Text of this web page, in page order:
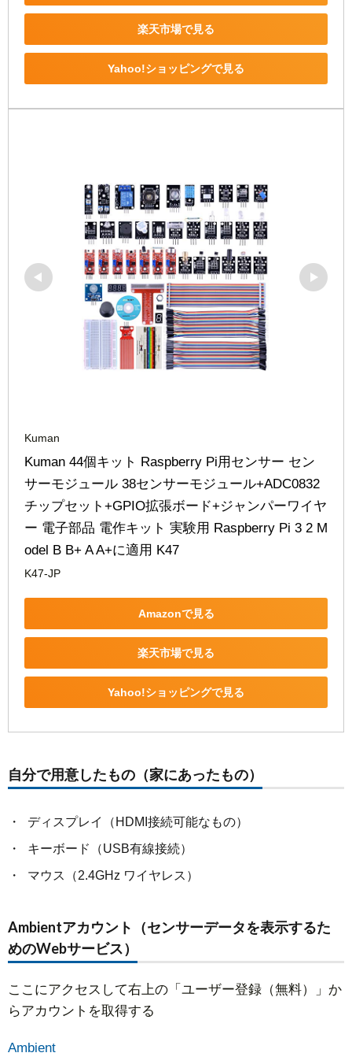
楽天市場で見る
Yahoo!ショッピングで見る
Kuman
Kuman 44個キット Raspberry Pi用センサー セン
サーモジュール 38センサーモジュール+ADC0832
チップセット+GPIO拡張ボード+ジャンパーワイヤ
ー 電子部品 電作キット 実験用 Raspberry Pi 3 2 M
odel B B+ A A+に適用 K47
K47-JP
Amazonで見る
楽天市場で見る
Yahoo!ショッピングで見る
自分で用意したもの（家にあったもの）
ディスプレイ（HDMI接続可能なもの）
キーボード（USB有線接続）
マウス（2.4GHz ワイヤレス）
Ambientアカウント（センサーデータを表示するた
めのWebサービス）
ここにアクセスして右上の「ユーザー登録（無料）」か
らアカウントを取得する
Ambient